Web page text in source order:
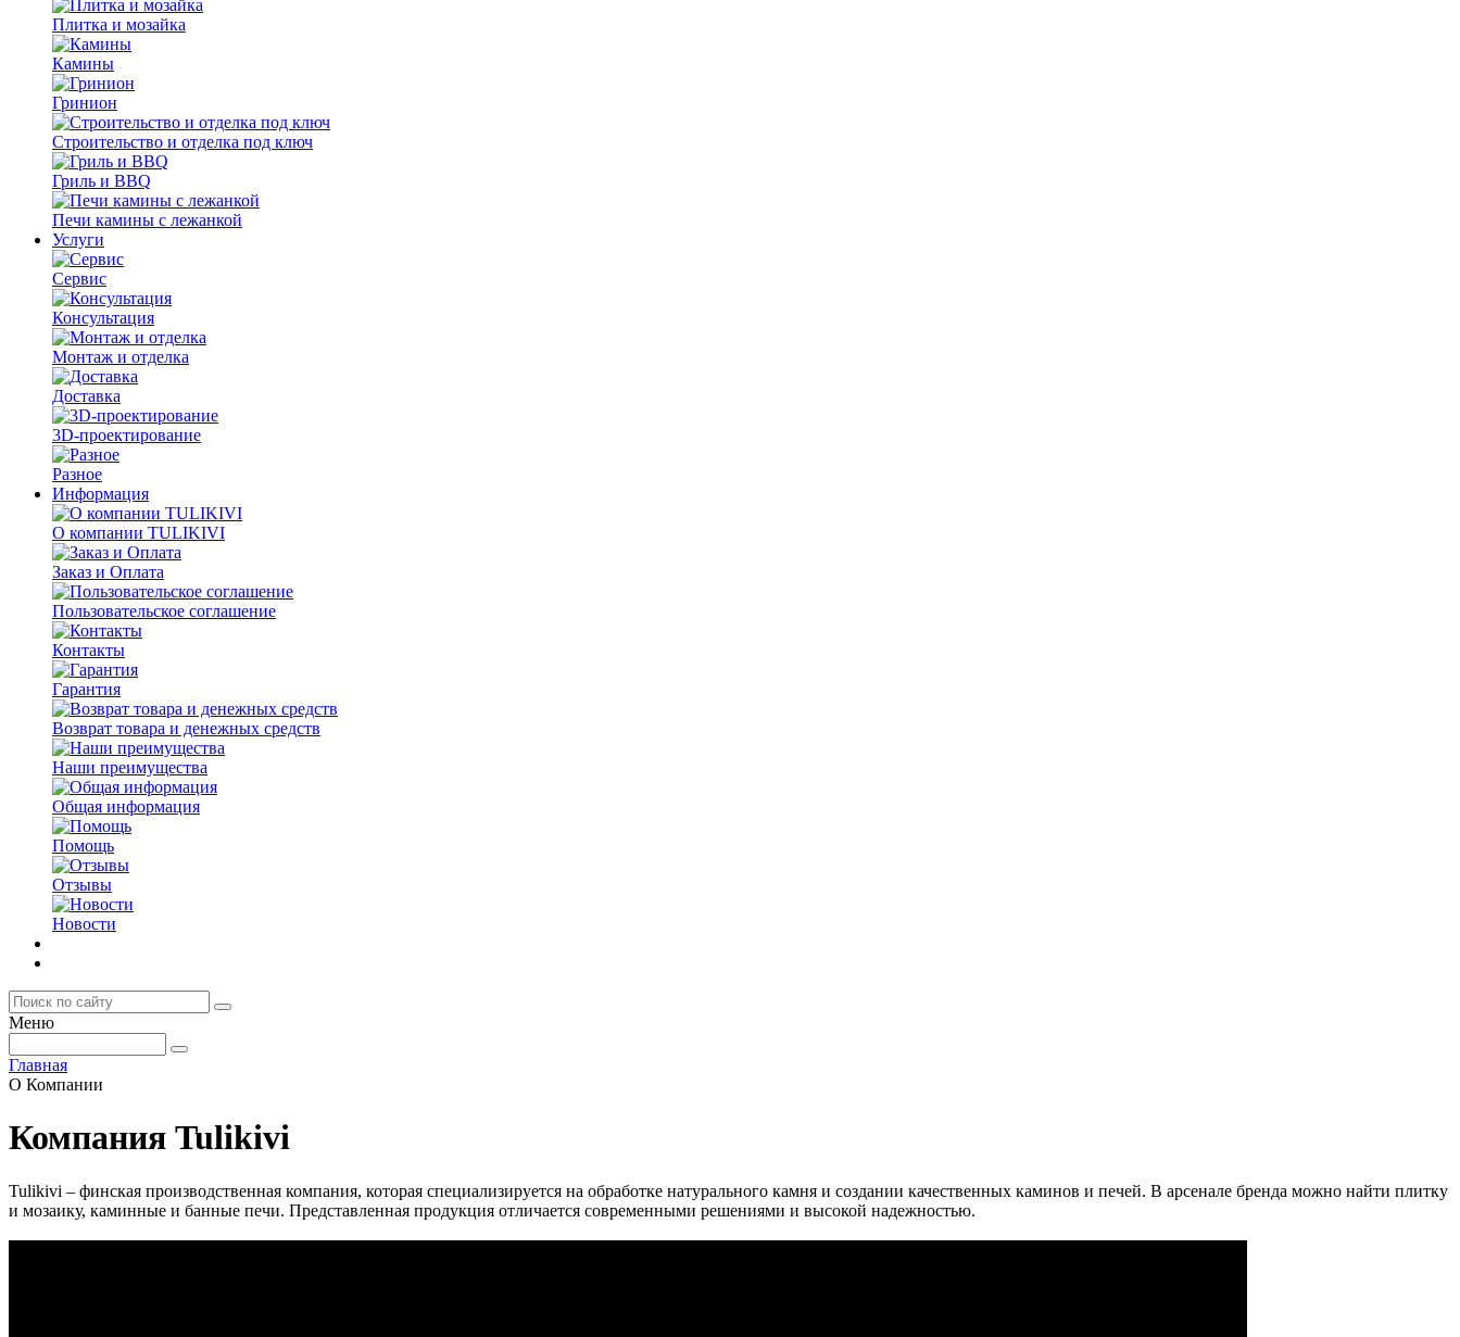
Плитка и мозайка
Камины
Гринион
Строительство и отделка под ключ
Гриль и BBQ
Печи камины с лежанкой
Услуги
Сервис
Консультация
Монтаж и отделка
Доставка
3D-проектирование
Разное
Информация
О компании TULIKIVI
Заказ и Оплата
Пользовательское соглашение
Контакты
Гарантия
Возврат товара и денежных средств
Наши преимущества
Общая информация
Помощь
Отзывы
Новости
Меню
Главная
О Компании
Компания Tulikivi
Tulikivi – финская производственная компания, которая специализируется на обработке натурального камня и создании качественных каминов и печей. В арсенале бренда можно найти плитку
и мозаику, каминные и банные печи. Представленная продукция отличается современными решениями и высокой надежностью.